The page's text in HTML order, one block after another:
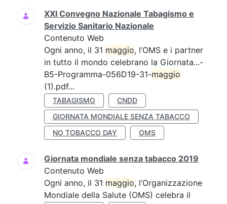
XXI Convegno Nazionale Tabagismo e
Servizio Sanitario Nazionale
Contenuto Web
Ogni anno, il 31 maggio, l’OMS e i partner
in tutto il mondo celebrano la Giornata...-
B5-Programma-056D19-31-maggio
(1).pdf...
TABAGISMO
CNDD
GIORNATA MONDIALE SENZA TABACCO
NO TOBACCO DAY
OMS
Giornata mondiale senza tabacco 2019
Contenuto Web
Ogni anno, il 31 maggio, l’Organizzazione
Mondiale della Salute (OMS) celebra il